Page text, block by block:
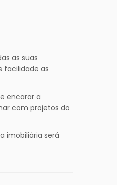
as suas
facilidade as
encarar a
com projetos do
imobiliária será